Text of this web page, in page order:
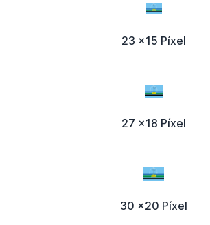
23 x15 Píxel
27 x18 Píxel
30 x20 Píxel